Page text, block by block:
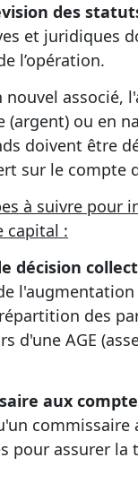
des
et juridiques
l’opération.
associé,
ou en
doivent être
sur le compte
à suivre pour
capital :
décision
des
d'une AGE
aux
commissaire
pour assurer